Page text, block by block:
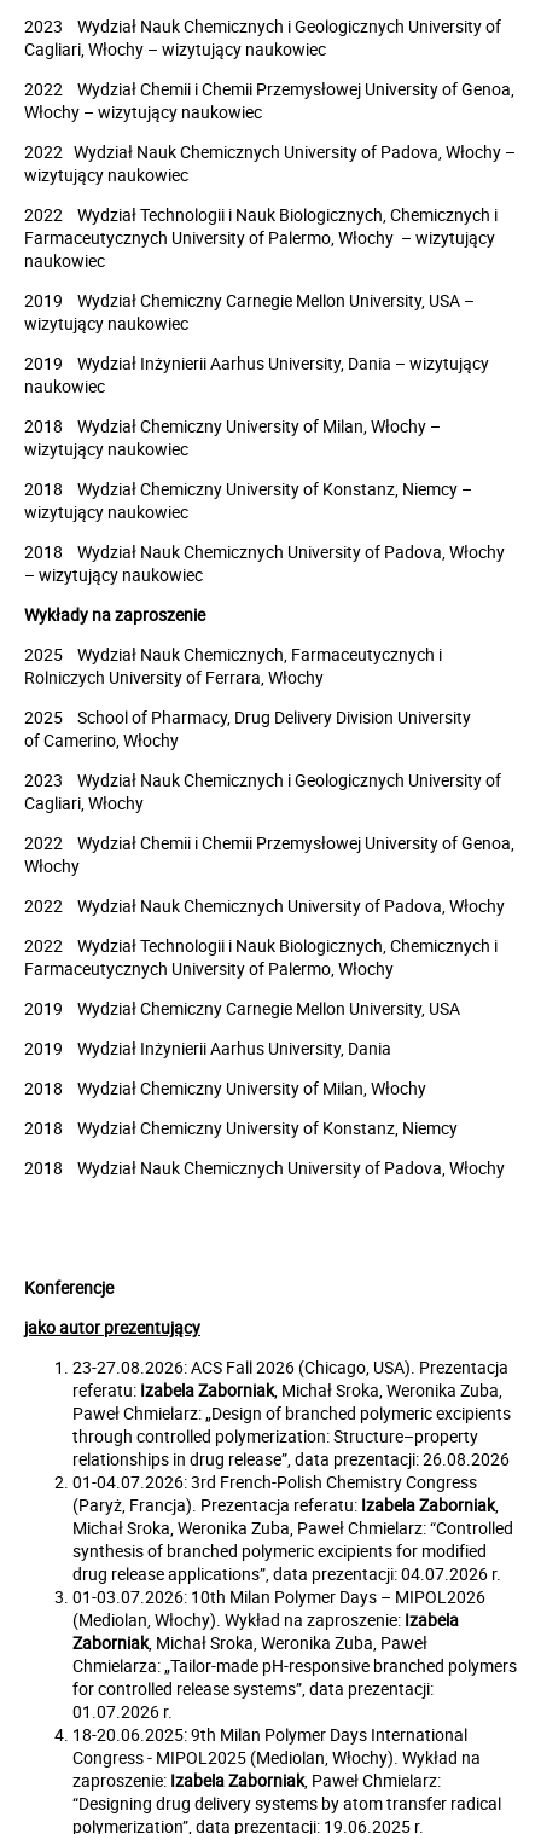
2023 Wydział Nauk Chemicznych i Geologicznych University of
Cagliari, Włochy – wizytujący naukowiec
2022 Wydział Chemii i Chemii Przemysłowej University of Genoa,
Włochy – wizytujący naukowiec
2022 Wydział Nauk Chemicznych University of Padova, Włochy –
wizytujący naukowiec
2022 Wydział Technologii i Nauk Biologicznych, Chemicznych i
Farmaceutycznych University of Palermo, Włochy – wizytujący
naukowiec
2019 Wydział Chemiczny Carnegie Mellon University, USA –
wizytujący naukowiec
2019 Wydział Inżynierii Aarhus University, Dania – wizytujący
naukowiec
2018 Wydział Chemiczny University of Milan, Włochy –
wizytujący naukowiec
2018 Wydział Chemiczny University of Konstanz, Niemcy –
wizytujący naukowiec
2018 Wydział Nauk Chemicznych University of Padova, Włochy
– wizytujący naukowiec
Wykłady na zaproszenie
2025 Wydział Nauk Chemicznych, Farmaceutycznych i
Rolniczych University of Ferrara, Włochy
2025 School of Pharmacy, Drug Delivery Division University
of Camerino, Włochy
2023 Wydział Nauk Chemicznych i Geologicznych University of
Cagliari, Włochy
2022 Wydział Chemii i Chemii Przemysłowej University of Genoa,
Włochy
2022 Wydział Nauk Chemicznych University of Padova, Włochy
2022 Wydział Technologii i Nauk Biologicznych, Chemicznych i
Farmaceutycznych University of Palermo, Włochy
2019 Wydział Chemiczny Carnegie Mellon University, USA
2019 Wydział Inżynierii Aarhus University, Dania
2018 Wydział Chemiczny University of Milan, Włochy
2018 Wydział Chemiczny University of Konstanz, Niemcy
2018 Wydział Nauk Chemicznych University of Padova, Włochy
Konferencje
jako autor prezentujący
23-27.08.2026: ACS Fall 2026 (Chicago, USA). Prezentacja
referatu: Izabela Zaborniak, Michał Sroka, Weronika Zuba,
Paweł Chmielarz: „Design of branched polymeric excipients
through controlled polymerization: Structure–property
relationships in drug release”, data prezentacji: 26.08.2026
01-04.07.2026: 3rd French-Polish Chemistry Congress
(Paryż, Francja). Prezentacja referatu: Izabela Zaborniak,
Michał Sroka, Weronika Zuba, Paweł Chmielarz: “Controlled
synthesis of branched polymeric excipients for modified
drug release applications”, data prezentacji: 04.07.2026 r.
01-03.07.2026: 10th Milan Polymer Days – MIPOL2026
(Mediolan, Włochy). Wykład na zaproszenie: Izabela
Zaborniak, Michał Sroka, Weronika Zuba, Paweł
Chmielarza: „Tailor-made pH-responsive branched polymers
for controlled release systems”, data prezentacji:
01.07.2026 r.
18-20.06.2025: 9th Milan Polymer Days International
Congress - MIPOL2025 (Mediolan, Włochy). Wykład na
zaproszenie: Izabela Zaborniak, Paweł Chmielarz:
“Designing drug delivery systems by atom transfer radical
polymerization”, data prezentacji: 19.06.2025 r.